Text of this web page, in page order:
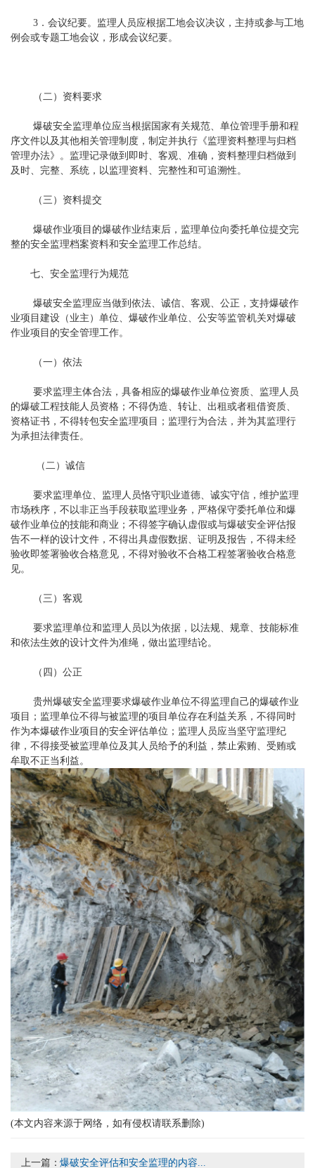
3．会议纪要。监理人员应根据工地会议决议，主持或参与工地
例会或专题工地会议，形成会议纪要。
（二）资料要求
爆破安全监理单位应当根据国家有关规范、单位管理手册和程
序文件以及其他相关管理制度，制定并执行《监理资料整理与归档
管理办法》。监理记录做到即时、客观、准确，资料整理归档做到
及时、完整、系统，以监理资料、完整性和可追溯性。
（三）资料提交
爆破作业项目的爆破作业结束后，监理单位向委托单位提交完
整的安全监理档案资料和安全监理工作总结。
七、安全监理行为规范
爆破安全监理应当做到依法、诚信、客观、公正，支持爆破作
业项目建设（业主）单位、爆破作业单位、公安等监管机关对爆破
作业项目的安全管理工作。
（一）依法
要求监理主体合法，具备相应的爆破作业单位资质、监理人员
的爆破工程技能人员资格；不得伪造、转让、出租或者租借资质、
资格证书，不得转包安全监理项目；监理行为合法，并为其监理行
为承担法律责任。
（二）诚信
要求监理单位、监理人员恪守职业道德、诚实守信，维护监理
市场秩序，不以非正当手段获取监理业务，严格保守委托单位和爆
破作业单位的技能和商业；不得签字确认虚假或与爆破安全评估报
告不一样的设计文件，不得出具虚假数据、证明及报告，不得未经
验收即签署验收合格意见，不得对验收不合格工程签署验收合格意
见。
（三）客观
要求监理单位和监理人员以为依据，以法规、规章、技能标准
和依法生效的设计文件为准绳，做出监理结论。
（四）公正
贵州爆破安全监理要求爆破作业单位不得监理自己的爆破作业
项目；监理单位不得与被监理的项目单位存在利益关系，不得同时
作为本爆破作业项目的安全评估单位；监理人员应当坚守监理纪
律，不得接受被监理单位及其人员给予的利益，禁止索贿、受贿或
牟取不正当利益。
(本文内容来源于网络，如有侵权请联系删除)
上一篇：爆破安全评估和安全监理的内容...